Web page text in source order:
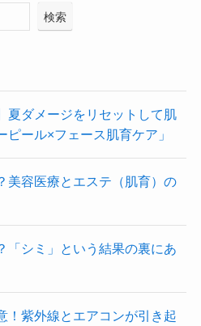
検索
夏ダメージをリセットして肌
ール×フェース肌育ケア」
美容医療とエステ（肌育）の
「シミ」という結果の裏にあ
！紫外線とエアコンが引き起